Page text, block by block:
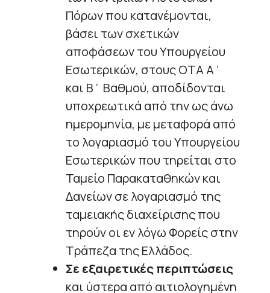
Πόρων που κατανέμονται,
βάσει των σχετικών
αποφάσεων του Υπουργείου
Εσωτερικών, στους OTA Α΄
και Β΄ Βαθμού, αποδίδονται
υποχρεωτικά από την ως άνω
ημερομηνία, με μεταφορά από
το λογαριασμό του Υπουργείου
Εσωτερικών που τηρείται στο
Ταμείο Παρακαταθηκών και
Δανείων σε λογαριασμό της
ταμειακής διαχείρισης που
τηρούν οι εν λόγω Φορείς στην
Τράπεζα της Ελλάδος.
Σε εξαιρετικές περιπτώσεις
και ύστερα από αιτιολογημένη